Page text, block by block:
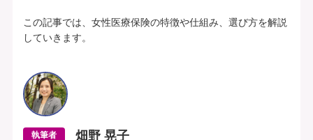
この記事では、女性医療保険の特徴や仕組み、選び方を解説
していきます。
執筆者 畑野 晃子